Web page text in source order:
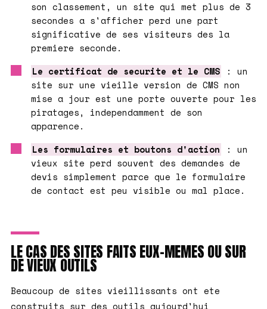
son classement, un site qui met plus de 3
secondes a s'afficher perd une part
significative de ses visiteurs des la
premiere seconde.
Le certificat de securite et le CMS : un
site sur une vieille version de CMS non
mise a jour est une porte ouverte pour les
piratages, independamment de son
apparence.
Les formulaires et boutons d'action
: un
vieux site perd souvent des demandes de
devis simplement parce que le formulaire
de contact est peu visible ou mal place.
LE CAS DES SITES FAITS EUX-MEMES OU SUR
DE VIEUX OUTILS
Beaucoup de sites vieillissants ont ete
construits sur des outils aujourd'hui